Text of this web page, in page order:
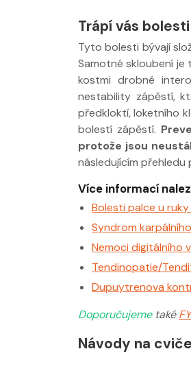
Trápí vás
Tyto bolesti bývají
Samotné skloubení
kostmi drobné
nestability zápěstí,
předkloktí, loketního
bolestí zápěstí.
protože jsou
následujícím přehledu
Více informací
Bolesti palce u
Syndrom
Nemoci digitálního
Tendinopatie/
Dupuytrenova
Doporučujeme také
Návody na